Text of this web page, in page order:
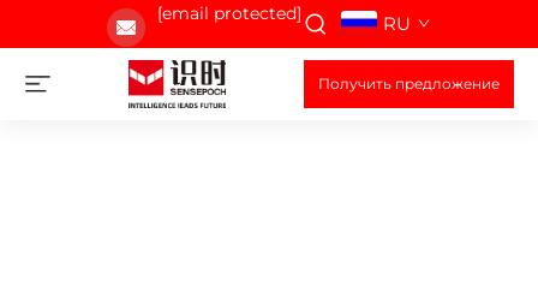
[email protected] RU
Получить предложение